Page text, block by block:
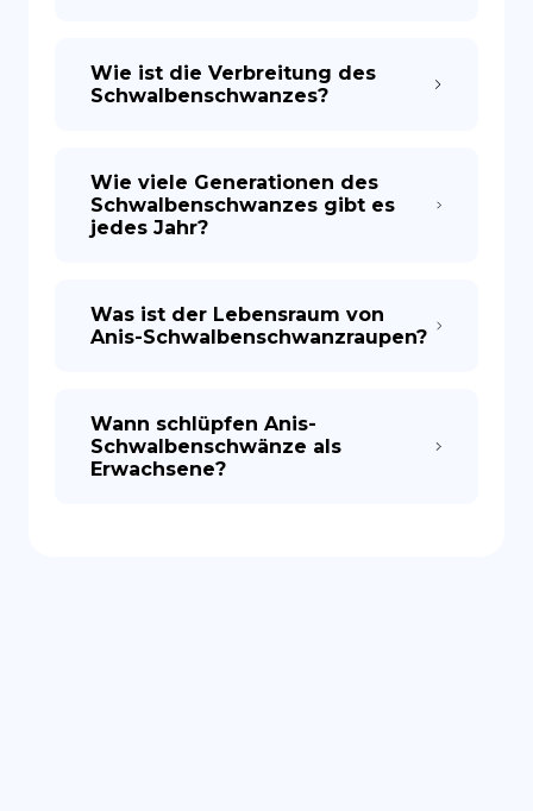
Wie ist die Verbreitung des
Schwalbenschwanzes?
Wie viele Generationen des
Schwalbenschwanzes gibt es
jedes Jahr?
Was ist der Lebensraum von
Anis-Schwalbenschwanzraupen?
Wann schlüpfen Anis-
Schwalbenschwänze als
Erwachsene?